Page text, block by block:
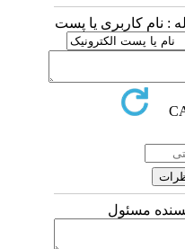
: نام کاربری یا پست
مسئول